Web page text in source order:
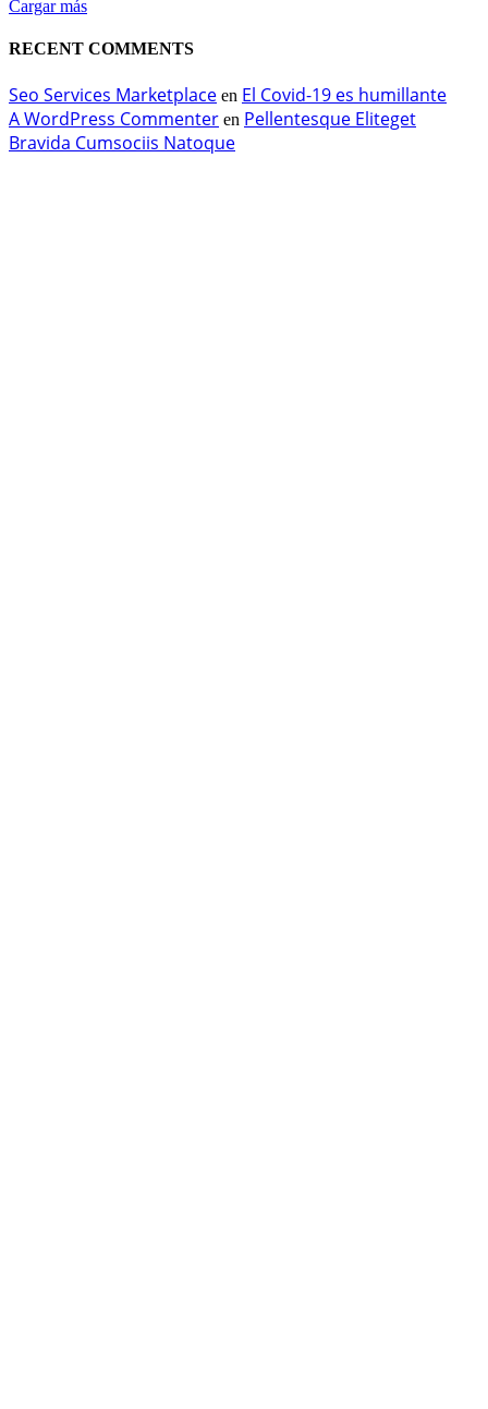
Cargar más
RECENT COMMENTS
Seo Services Marketplace en El Covid-19 es humillante
A WordPress Commenter en Pellentesque Eliteget
Bravida Cumsociis Natoque